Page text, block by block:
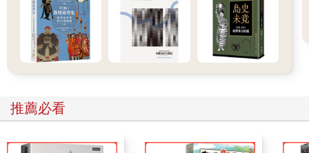
此一來雨鞋更加密不透氣，整天穿著勢必悶出大量汗濕，沾滿個
人分泌氣味，所以介意二手雨鞋者，最好還是自備。
這倒令我遲疑了。也才意識到，雨鞋竟是這麼微妙的東西：它絕
非陌生之物，平常卻又幾乎不曾穿上。只因我早就被都市生活寵
壞，日常行住坐臥已過度可控，雨日單靠現今鞋款常見的防潑水
要為了救災特地買一雙，似乎稍嫌浪費又不環保。然而，確實又
如網路資訊提醒，雨鞋在這種狀況下已經可算是私人衛生用品，
社區鄰近的生活用品百貨，向櫃檯詢問雨鞋在哪，老闆立刻反
推薦必看